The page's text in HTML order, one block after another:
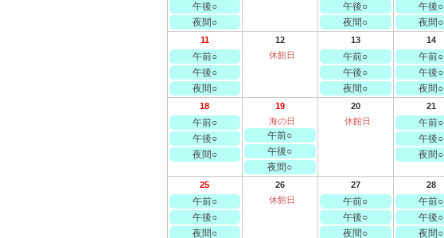
午後○
夜間○
午後○
夜間○
午後○
夜間○
11
午前○
午後○
夜間○
12
休館日
13
午前○
午後○
夜間○
14
午前○
午後○
夜間○
18
午前○
午後○
夜間○
19
海の日
午前○
午後○
夜間○
20
休館日
21
午前○
午後○
夜間○
25
午前○
午後○
夜間○
26
休館日
27
午前○
午後○
夜間○
28
午前○
午後○
夜間○